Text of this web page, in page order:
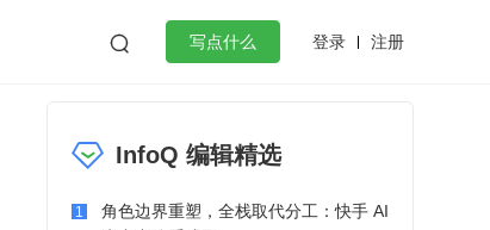
 写点什么 登录 注册
微服务架构 flutter
InfoQ 编辑精选
1
角色边界重塑，全栈取代分工：快手 AI